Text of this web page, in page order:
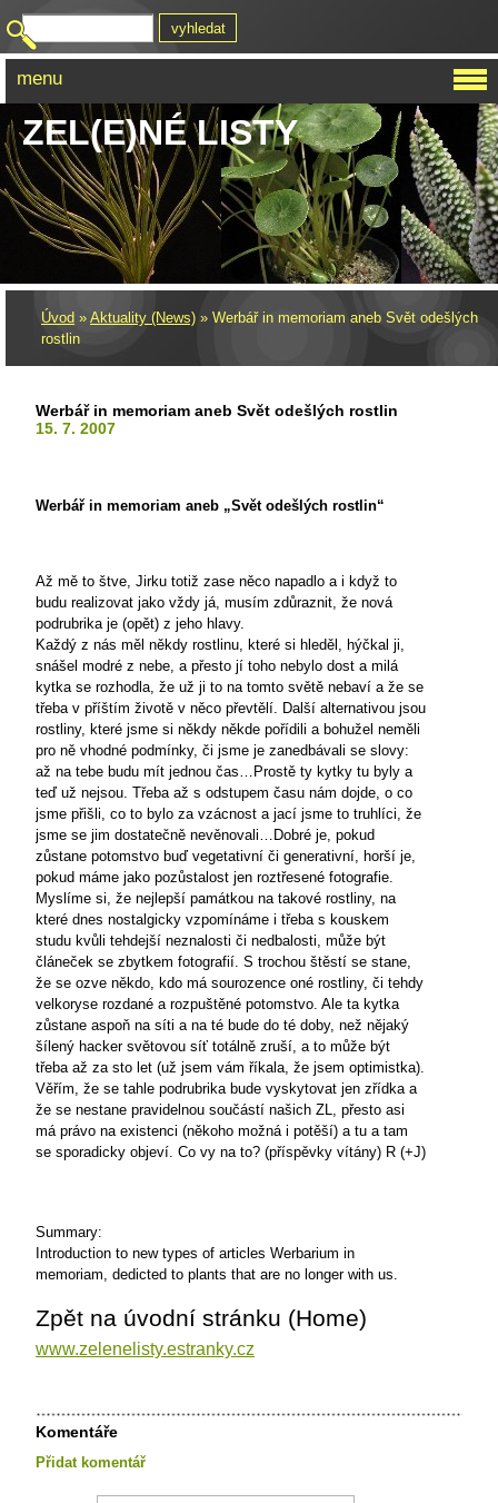
ZEL(E)NÉ LISTY
Úvod » Aktuality (News) » Werbář in memoriam aneb Svět odešlých
rostlin
Werbář in memoriam aneb Svět odešlých rostlin
15. 7. 2007
Werbář in memoriam aneb „Svět odešlých rostlin“
Až mě to štve, Jirku totiž zase něco napadlo a i když to
budu realizovat jako vždy já, musím zdůraznit, že nová
podrubrika je (opět) z jeho hlavy.
Každý z nás měl někdy rostlinu, které si hleděl, hýčkal ji,
snášel modré z nebe, a přesto jí toho nebylo dost a milá
kytka se rozhodla, že už ji to na tomto světě nebaví a že se
třeba v příštím životě v něco převtělí. Další alternativou jsou
rostliny, které jsme si někdy někde pořídili a bohužel neměli
pro ně vhodné podmínky, či jsme je zanedbávali se slovy:
až na tebe budu mít jednou čas…Prostě ty kytky tu byly a
teď už nejsou. Třeba až s odstupem času nám dojde, o co
jsme přišli, co to bylo za vzácnost a jací jsme to truhlíci, že
jsme se jim dostatečně nevěnovali…Dobré je, pokud
zůstane potomstvo buď vegetativní či generativní, horší je,
pokud máme jako pozůstalost jen roztřesené fotografie.
Myslíme si, že nejlepší památkou na takové rostliny, na
které dnes nostalgicky vzpomínáme i třeba s kouskem
studu kvůli tehdejší neznalosti či nedbalosti, může být
článeček se zbytkem fotografií. S trochou štěstí se stane,
že se ozve někdo, kdo má sourozence oné rostliny, či tehdy
velkoryse rozdané a rozpuštěné potomstvo. Ale ta kytka
zůstane aspoň na síti a na té bude do té doby, než nějaký
šílený hacker světovou síť totálně zruší, a to může být
třeba až za sto let (už jsem vám říkala, že jsem optimistka).
Věřím, že se tahle podrubrika bude vyskytovat jen zřídka a
že se nestane pravidelnou součástí našich ZL, přesto asi
má právo na existenci (někoho možná i potěší) a tu a tam
se sporadicky objeví. Co vy na to? (příspěvky vítány) R (+J)
Summary:
Introduction to new types of articles Werbarium in
memoriam, dedicted to plants that are no longer with us.
Zpět na úvodní stránku (Home)
www.zelenelisty.estranky.cz
Komentáře
Přidat komentář
menu